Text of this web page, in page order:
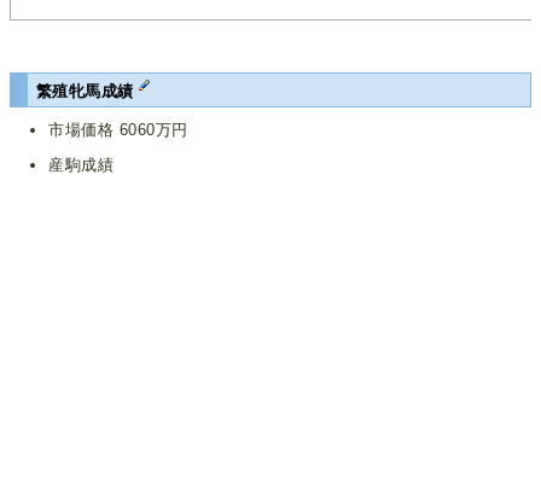
繁殖牝馬成績
市場価格 6060万円
産駒成績